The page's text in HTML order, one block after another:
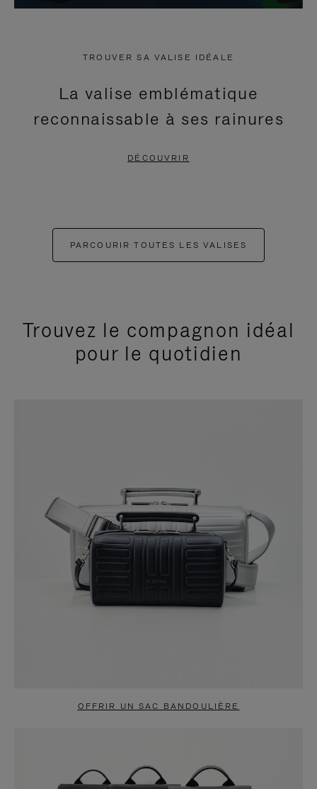
TROUVER SA VALISE IDÉALE
La valise emblématique
reconnaissable à ses rainures
DÉCOUVRIR
PARCOURIR TOUTES LES VALISES
Trouvez le compagnon idéal
pour le quotidien
OFFRIR UN SAC BANDOULIÈRE